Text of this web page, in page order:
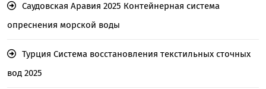
Саудовская Аравия 2025 Контейнерная система
опреснения морской воды
Турция Система восстановления текстильных сточных
вод 2025